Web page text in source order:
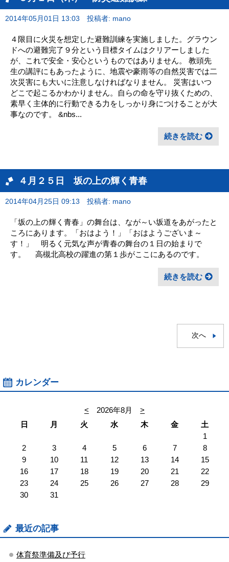
2014年05月01日 13:03 投稿者: mano
４限目に火災を想定した避難訓練を実施しました。グラウン
ドへの避難完了９分という目標タイムはクリアーしました
が、これで安全・安心というものではありません。 教頭先
生の講評にもあったように、地震や豪雨等の自然災害では二
次災害にも大いに注意しなければなりません。 災害はいつ
どこで起こるかわかりません。自らの命を守り抜くための、
素早く主体的に行動できる力をしっかり身につけることが大
事なのです。 &nbs...
続きを読む
４月２５日 坂の上の輝く青春
2014年04月25日 09:13 投稿者: mano
「坂の上の輝く青春」の舞台は、なが～い坂道をあがったと
ころにあります。「おはよう！」「おはようございま～
す！」 明るく元気な声が青春の舞台の１日の始まりで
す。 高槻北高校の躍進の第１歩がここにあるのです。
続きを読む
次へ
カレンダー
< 2026年8月
>
日
月 火 水 木 金
土
1
2
3 4 5 6 7
8
9
10 11 12 13 14
15
16
17 18 19 20 21
22
23
24 25 26 27 28
29
30
31
最近の記事
体育祭準備及び予行